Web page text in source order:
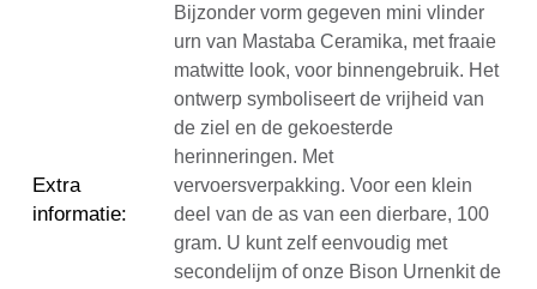
Extra
informatie:
Bijzonder vorm gegeven mini vlinder
urn van Mastaba Ceramika, met fraaie
matwitte look, voor binnengebruik. Het
ontwerp symboliseert de vrijheid van
de ziel en de gekoesterde
herinneringen. Met
vervoersverpakking. Voor een klein
deel van de as van een dierbare, 100
gram. U kunt zelf eenvoudig met
secondelijm of onze Bison Urnenkit de